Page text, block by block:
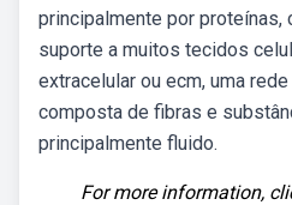
principalmente por proteínas,
suporte a muitos tecidos
extracelular ou ecm, uma
composta de fibras e
principalmente fluido.
For more information,